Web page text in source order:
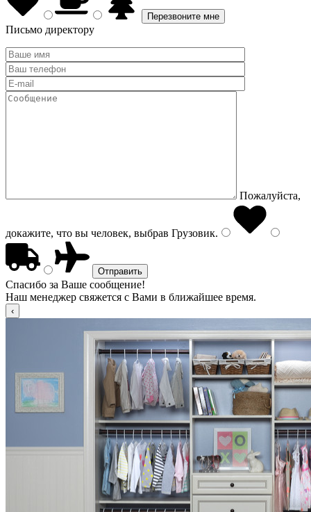
Письмо директору
Пожалуйста,
докажите, что вы человек, выбрав Грузовик.
Спасибо за Ваше сообщение!
Наш менеджер свяжется с Вами в ближайшее время.